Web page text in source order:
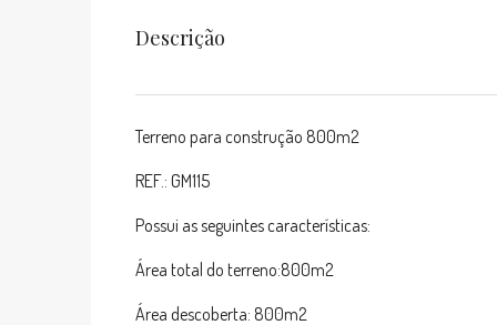
Descrição
Terreno para construção 800m2
REF.: GM115
Possui as seguintes características:
Área total do terreno:800m2
Área descoberta: 800m2